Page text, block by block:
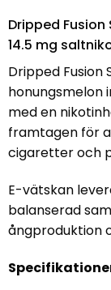
Dripped
14.5 mg
Dripped Fusion
honungsmelon
med en
framtagen för
cigaretter och
E-vätskan
balanserad
ångproduktion